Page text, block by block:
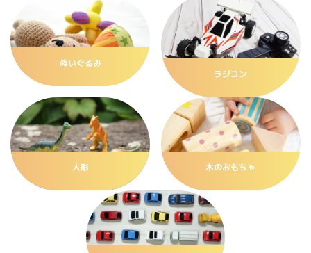
ぬいぐるみ
ラジコン
人形 木のおもちゃ